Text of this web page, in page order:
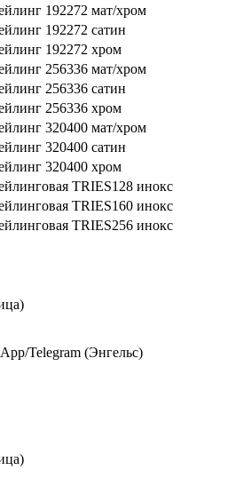
192272 мат/хром
192272 сатин
192272 хром
256336 мат/хром
256336 сатин
256336 хром
320400 мат/хром
320400 сатин
320400 хром
TRIES128 инокс
TRIES160 инокс
TRIES256 инокс
Telegram (Энгельс)